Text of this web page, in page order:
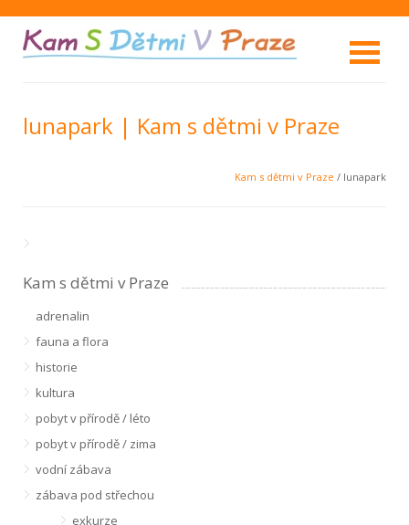
lunapark | Kam s dětmi v Praze
Kam s dětmi v Praze / lunapark
Kam s dětmi v Praze
adrenalin
fauna a flora
historie
kultura
pobyt v přírodě / léto
pobyt v přírodě / zima
vodní zábava
zábava pod střechou
exkurze